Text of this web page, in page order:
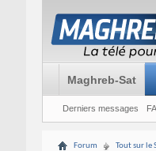
Maghreb-Sat
Derniers messages
Forum Tout sur le